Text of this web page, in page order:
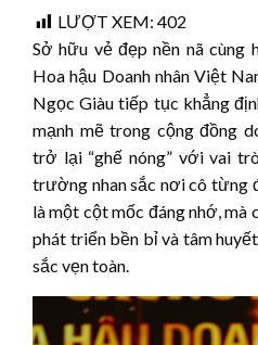
LƯỢT XEM: 402
Sở hữu vẻ đẹp nền nã cùng
Hoa hậu Doanh nhân Việt
Ngọc Giàu tiếp tục khẳng
mạnh mẽ trong cộng đồng
trở lại “ghế nóng” với vai
trường nhan sắc nơi cô từng
là một cột mốc đáng nhớ, mà
phát triển bền bỉ và tâm
sắc vẹn toàn.